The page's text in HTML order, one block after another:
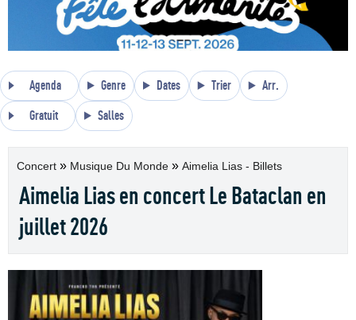
Agenda Genre Dates Trier Arr.
Gratuit Salles
Concert » Musique Du Monde » Aimelia Lias - Billets
Aimelia Lias en concert Le Bataclan en
juillet 2026